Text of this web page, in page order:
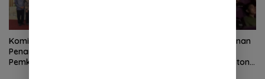
Komisi VIII DPR RI Apresiasi
Penanganan Pascabencana
Pemkab Deli Serdang
Bupati Asriluddin Tambunan
Petugas Kebersihan Nonton